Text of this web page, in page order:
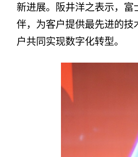
新进展。阪井洋之表示，
伴，为客户提供最先进的
户共同实现数字化转型。